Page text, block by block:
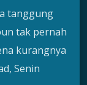
tanggung
tak pernah
kurangnya
Senin